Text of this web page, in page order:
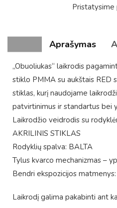
Pristatysime
Aprašymas
„Obuoliukas“ laikrodis
stiklo PMMA su aukštais RED
stiklas, kurį naudojame
patvirtinimus ir standartus bei
Laikrodžio veidrodis su
AKRILINIS STIKLAS
Rodyklių spalva: BALTA
Tylus kvarco mechanizmas –
Bendri ekspozicijos
Laikrodį galima pakabinti ant